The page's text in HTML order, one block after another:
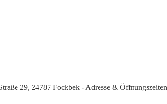
29, 24787 Fockbek - Adresse & Öffnungszeiten